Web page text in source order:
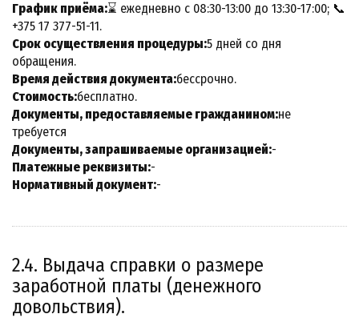
График приёма:⌛ ежедневно с 08:30-13:00 до 13:30-17:00; 📞
+375 17 377-51-11.
Срок осуществления процедуры:5 дней со дня
обращения.
Время действия документа:бессрочно.
Стоимость:бесплатно.
Документы, предоставляемые гражданином:не
требуется
Документы, запрашиваемые организацией:-
Платежные реквизиты:-
Нормативный документ:-
2.4. Выдача справки о размере
заработной платы (денежного
довольствия).